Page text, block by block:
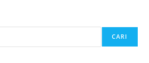
CARI